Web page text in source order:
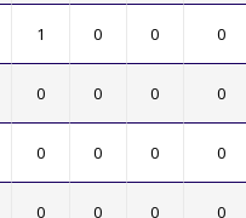
1 0 0 0
0 0 0 0
0 0 0 0
0 0 0 0